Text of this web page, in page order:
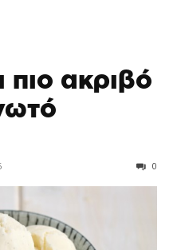
πιο ακριβό
0